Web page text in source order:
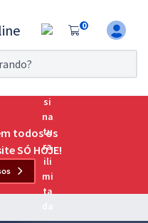
0
da
todos os
SÓ HOJE!